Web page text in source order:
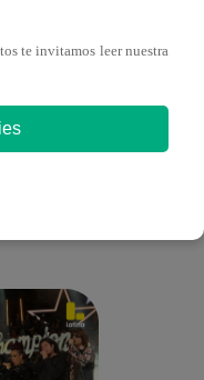
puede
te invitamos leer nuestra